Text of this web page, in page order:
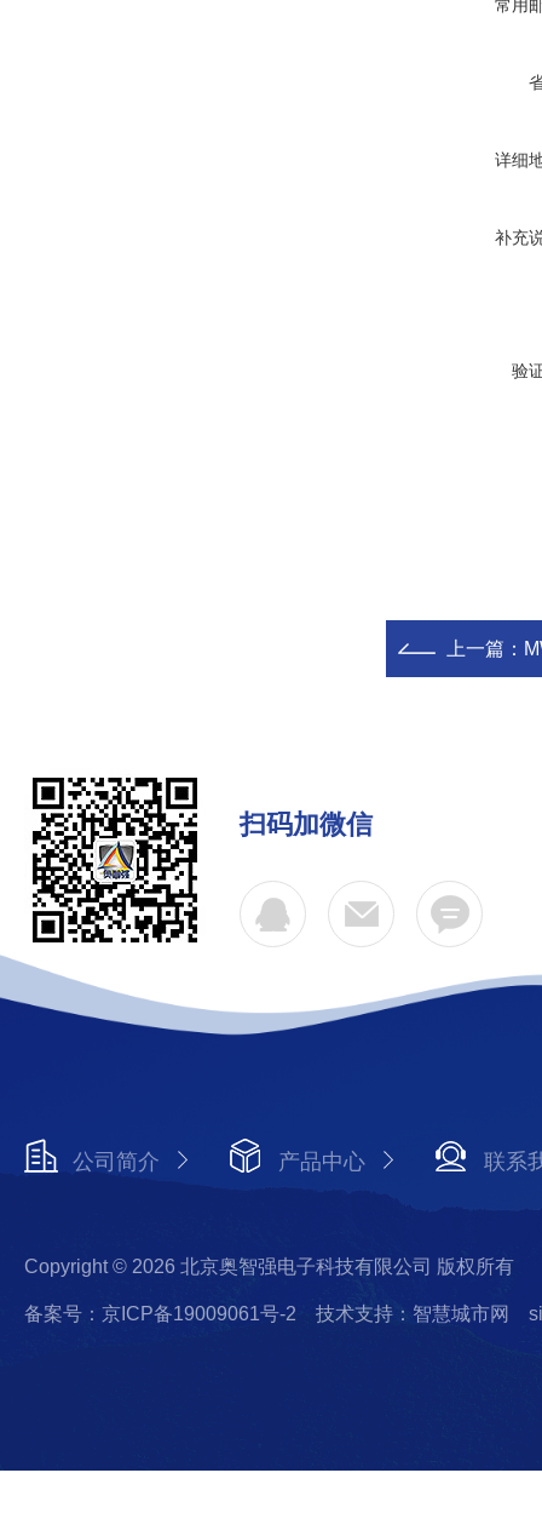
常用
详细
补充
验
上一篇：
扫码加微信
公司简介 产品中心 联系
Copyright © 2026 北京奥智强电子科技有限公司 版权所有
备案号：京ICP备19009061号-2 技术支持：智慧城市网